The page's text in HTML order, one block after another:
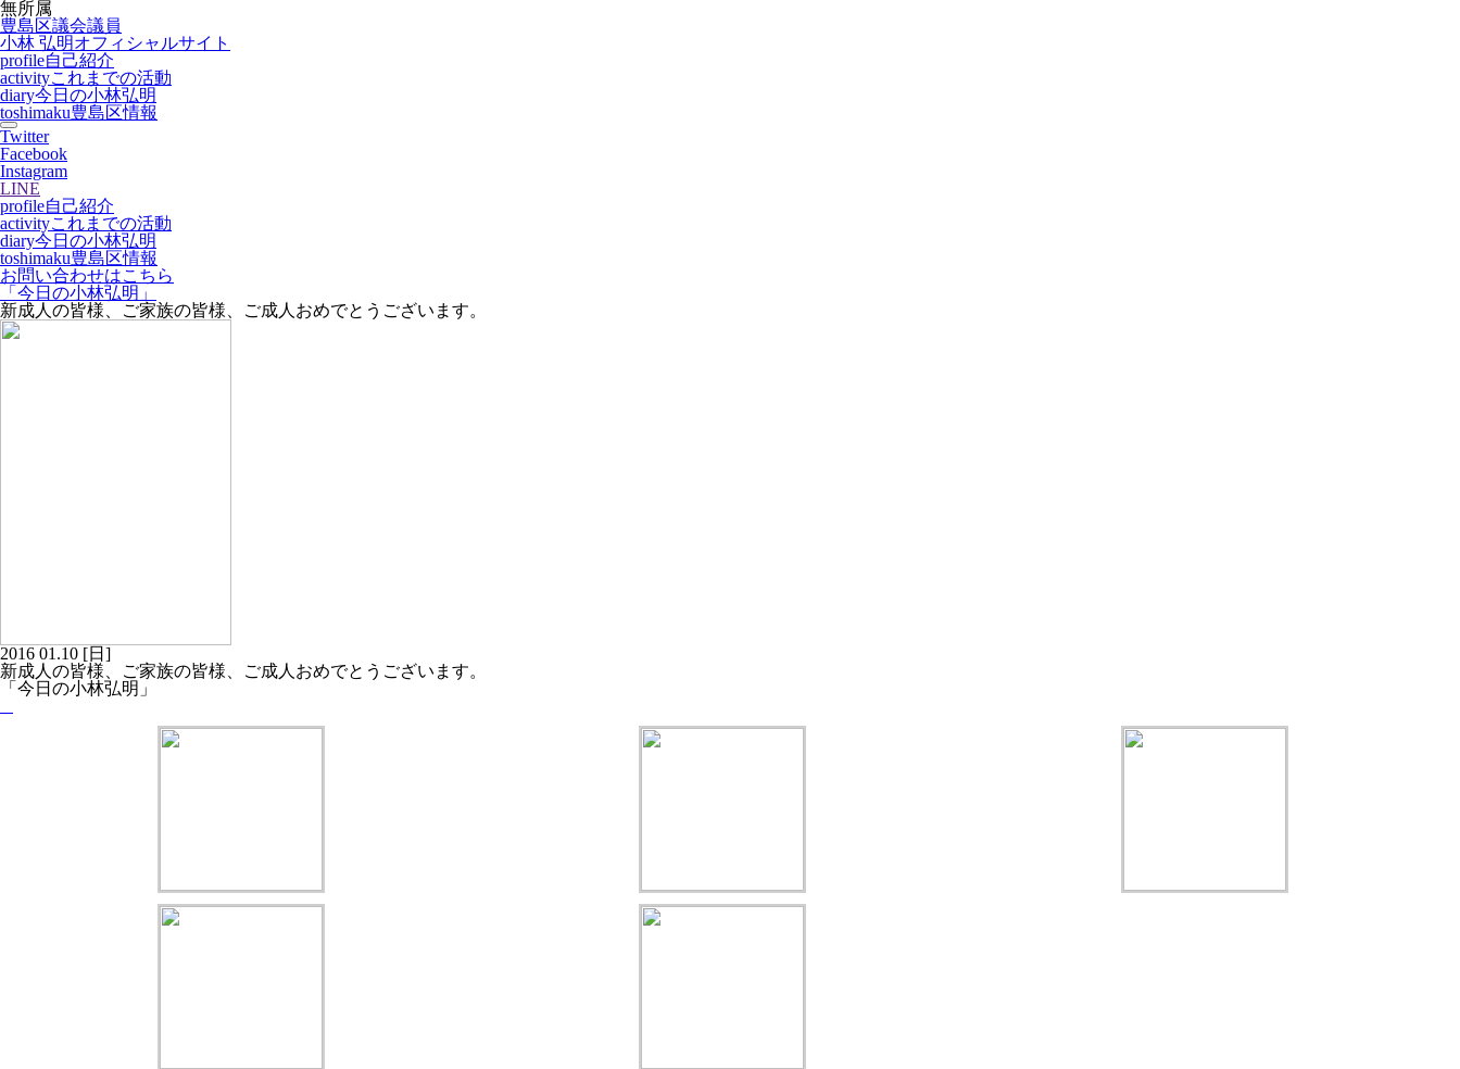
無所属
豊島区議会議員
小林 弘明オフィシャルサイト
profile自己紹介
activityこれまでの活動
diary今日の小林弘明
toshimaku豊島区情報
Twitter
Facebook
Instagram
LINE
profile自己紹介
activityこれまでの活動
diary今日の小林弘明
toshimaku豊島区情報
お問い合わせはこちら
「今日の小林弘明」
新成人の皆様、ご家族の皆様、ご成人おめでとうございます。
2016 01.10 [日]
新成人の皆様、ご家族の皆様、ご成人おめでとうございます。
「今日の小林弘明」